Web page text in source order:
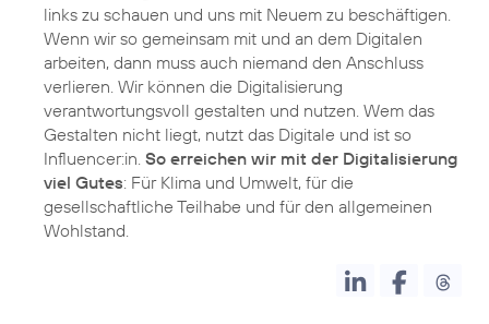
links zu schauen und uns mit Neuem zu beschäftigen.
Wenn wir so gemeinsam mit und an dem Digitalen
arbeiten, dann muss auch niemand den Anschluss
verlieren. Wir können die Digitalisierung
verantwortungsvoll gestalten und nutzen. Wem das
Gestalten nicht liegt, nutzt das Digitale und ist so
Influencer:in. So erreichen wir mit der Digitalisierung
viel Gutes: Für Klima und Umwelt, für die
gesellschaftliche Teilhabe und für den allgemeinen
Wohlstand.